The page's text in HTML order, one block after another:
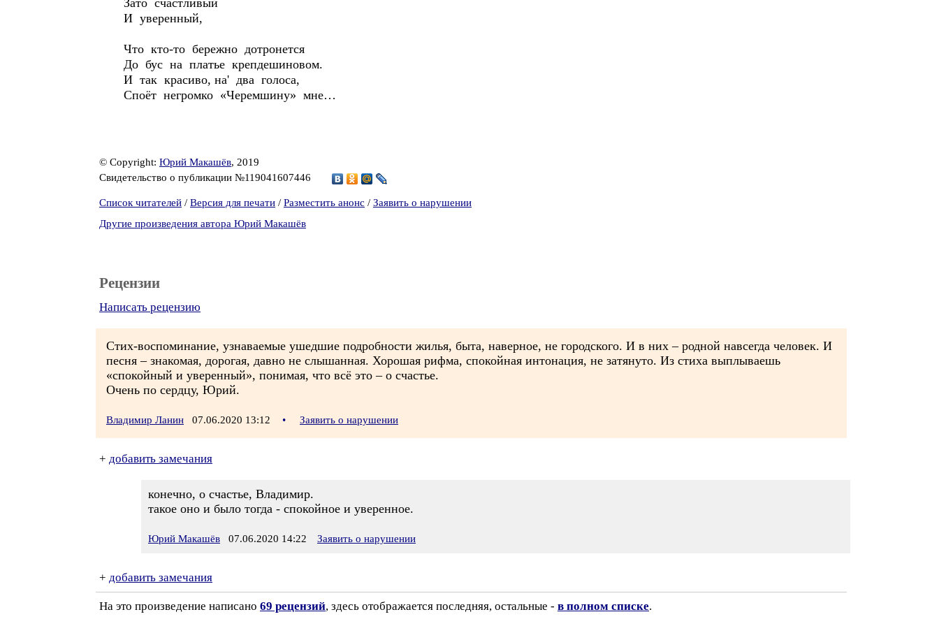
Зато счастливый
И уверенный,
Что кто-то бережно дотронется
До бус на платье крепдешиновом.
И так красиво, на' два голоса,
Споёт негромко «Черемшину» мне…
© Copyright: Юрий Макашёв, 2019
Свидетельство о публикации №119041607446
Список читателей / Версия для печати / Разместить анонс / Заявить о нарушении
Другие произведения автора Юрий Макашёв
Рецензии
Написать рецензию
Стих-воспоминание, узнаваемые ушедшие подробности жилья, быта, наверное, не городского. И в них – родной навсегда человек. И
песня – знакомая, дорогая, давно не слышанная. Хорошая рифма, спокойная интонация, не затянуто. Из стиха выплываешь
«спокойный и уверенный», понимая, что всё это – о счастье.
Очень по сердцу, Юрий.
Владимир Ланин 07.06.2020 13:12 • Заявить о нарушении
+ добавить замечания
конечно, о счастье, Владимир.
такое оно и было тогда - спокойное и уверенное.
Юрий Макашёв 07.06.2020 14:22 Заявить о нарушении
+ добавить замечания
На это произведение написано 69 рецензий, здесь отображается последняя, остальные - в полном списке.